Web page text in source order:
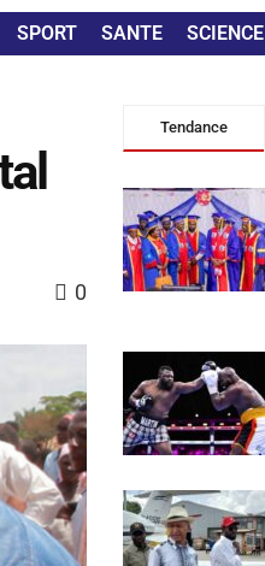
SPORT SANTE SCIENCE
0
Tendance